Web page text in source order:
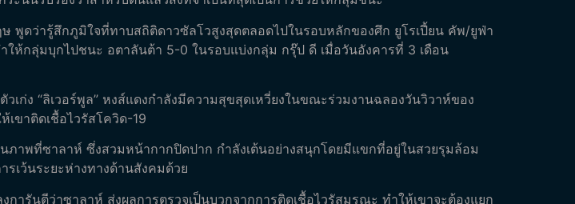
พูดว่ารู้สึกภูมิใจที่ทาบสถิติดาวซัลโวสูงสุดตลอดไปในรอบหลักของศึก ยูโรเปี้ยน คัพ/ยูฟ่า
ให้กลุ่มบุกไปชนะ อตาลันต้า 5-0 ในรอบแบ่งกลุ่ม กรุ๊ป ดี เมื่อวันอังคารที่ 3 เดือน
เก่ง “ลิเวอร์พูล” หงส์แดงกำลังมีความสุขสุดเหวี่ยงในขณะร่วมงานฉลองวันวิวาห์ของ
ขาติดเชื้อไวรัสโควิด-19
ภาพที่ซาลาห์ ซึ่งสวมหน้ากากปิดปาก กำลังเต้นอย่างสนุกโดยมีแขกที่อยู่ในสวยรุมล้อม
เว้นระยะห่างทางด้านสังคมด้วย
ารันตีว่าซาลาห์ ส่งผลการตรวจเป็นบวกจากการติดเชื้อไวรัสมรณะ ทำให้เขาจะต้องแยก